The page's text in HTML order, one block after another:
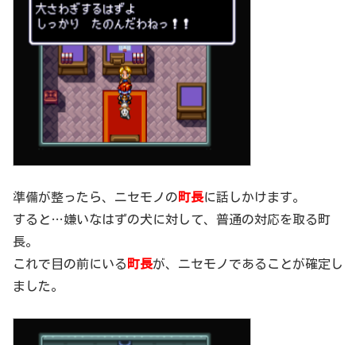
準備が整ったら、ニセモノの町長に話しかけます。
すると…嫌いなはずの犬に対して、普通の対応を取る町
長。
これで目の前にいる 町長が、ニセモノであることが確定し
ました。